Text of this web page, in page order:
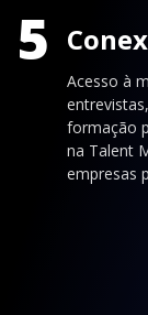
5
Acesso à
formação
na Talent
empresas